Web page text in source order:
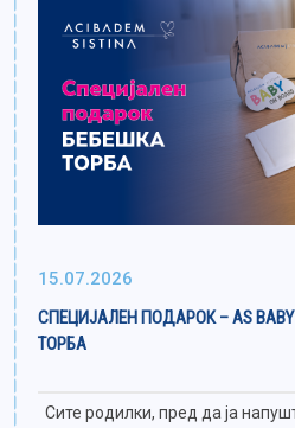
15.07.2026
СПЕЦИЈАЛЕН ПОДАРОК – AS
ТОРБА
Сите родилки, пред да ја